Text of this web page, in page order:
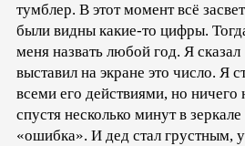
тумблер. В этот момент всё
были видны какие-то цифры.
меня назвать любой год. Я
выставил на экране это число. Я
всеми его действиями, но ничего
спустя несколько минут в
«ошибка». И дед стал грустным,